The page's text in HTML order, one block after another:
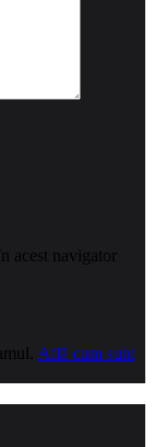
acest navigator
Află cum sunt